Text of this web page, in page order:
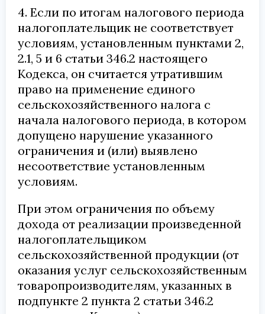
4. Если по итогам налогового периода
налогоплательщик не соответствует
условиям, установленным пунктами 2,
2.1, 5 и 6 статьи 346.2 настоящего
Кодекса, он считается утратившим
право на применение единого
сельскохозяйственного налога с
начала налогового периода, в котором
допущено нарушение указанного
ограничения и (или) выявлено
несоответствие установленным
условиям.
При этом ограничения по объему
дохода от реализации произведенной
налогоплательщиком
сельскохозяйственной продукции (от
оказания услуг сельскохозяйственным
товаропроизводителям, указанных в
подпункте 2 пункта 2 статьи 346.2